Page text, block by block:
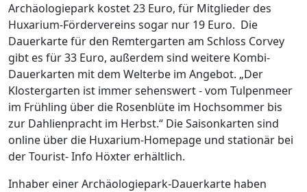
Archäologiepark kostet 23 Euro, für Mitglieder des
Huxarium-Fördervereins sogar nur 19 Euro. Die
Dauerkarte für den Remtergarten am Schloss Corvey
gibt es für 33 Euro, außerdem sind weitere Kombi-
Dauerkarten mit dem Welterbe im Angebot. „Der
Klostergarten ist immer sehenswert - vom Tulpenmeer
im Frühling über die Rosenblüte im Hochsommer bis
zur Dahlienpracht im Herbst.“ Die Saisonkarten sind
online über die Huxarium-Homepage und stationär bei
der Tourist- Info Höxter erhältlich.
Inhaber einer Archäologiepark-Dauerkarte haben